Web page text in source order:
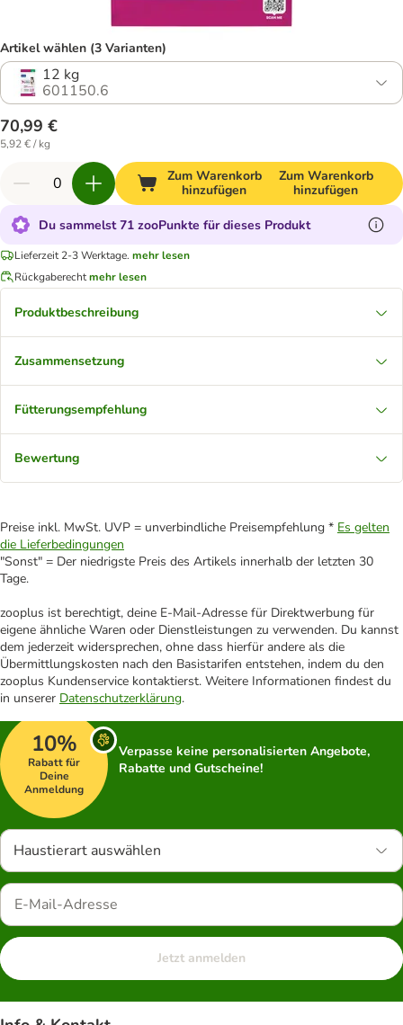
Artikel wählen (3 Varianten)
12 kg
601150.6
70,99 €
5,92 € / kg
Zum Warenkorb
hinzufügen
Zum Warenkorb
hinzufügen
Du sammelst 71 zooPunkte für dieses Produkt
Lieferzeit 2-3 Werktage. mehr lesen
Rückgaberechtmehr lesen
Produktbeschreibung
Zusammensetzung
Fütterungsempfehlung
Bewertung
Preise inkl. MwSt. UVP = unverbindliche Preisempfehlung * Es gelten
die Lieferbedingungen
"Sonst" = Der niedrigste Preis des Artikels innerhalb der letzten 30
Tage.
zooplus ist berechtigt, deine E-Mail-Adresse für Direktwerbung für
eigene ähnliche Waren oder Dienstleistungen zu verwenden. Du kannst
dem jederzeit widersprechen, ohne dass hierfür andere als die
Übermittlungskosten nach den Basistarifen entstehen, indem du den
zooplus Kundenservice kontaktierst. Weitere Informationen findest du
in unserer Datenschutzerklärung.
10%
Rabatt für
Deine
Anmeldung
Verpasse keine personalisierten Angebote,
Rabatte und Gutscheine!
Haustierart auswählen
Jetzt anmelden